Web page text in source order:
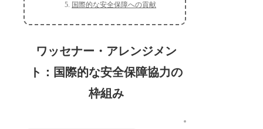
国際的な安全保障への貢献
ワッセナー・アレンジメン
ト：国際的な安全保障協力の
枠組み